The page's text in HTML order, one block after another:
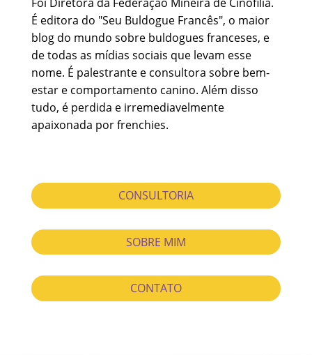
É editora do "Seu Buldogue Francês", o maior
blog do mundo sobre buldogues franceses, e
de todas as mídias sociais que levam esse
nome. É palestrante e consultora sobre bem-
estar e comportamento canino. Além disso
tudo, é perdida e irremediavelmente
apaixonada por frenchies.
CONSULTORIA
SOBRE MIM
CONTATO